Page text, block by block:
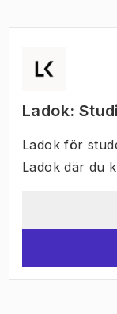
Ladok:
Ladok för
Ladok där du